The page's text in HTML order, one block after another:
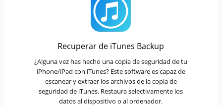
Recuperar de iTunes Backup
¿Alguna vez has hecho una copia de seguridad de tu
iPhone/iPad con iTunes? Este software es capaz de
escanear y extraer los archivos de la copia de
seguridad de iTunes. Restaura selectivamente los
datos al dispositivo o al ordenador.